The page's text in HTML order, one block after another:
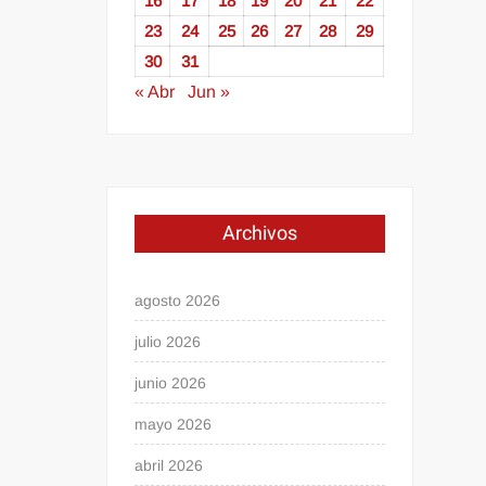
23
24 25 26 27 28
29
30
31
« Abr
Jun »
Archivos
agosto 2026
julio 2026
junio 2026
mayo 2026
abril 2026